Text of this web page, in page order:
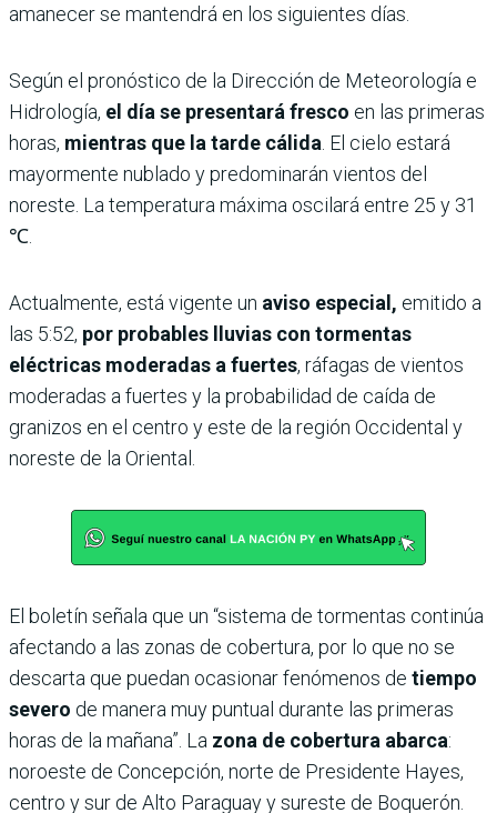
amanecer se mantendrá en los siguientes días.
Según el pronóstico de la Dirección de Meteorología e
Hidrología, el día se presentará fresco en las primeras
horas, mientras que la tarde cálida. El cielo estará
mayormente nublado y predominarán vientos del
noreste. La temperatura máxima oscilará entre 25 y 31
℃.
Actualmente, está vigente un aviso especial, emitido a
las 5:52, por probables lluvias con tormentas
eléctricas moderadas a fuertes, ráfagas de vientos
moderadas a fuertes y la probabilidad de caída de
granizos en el centro y este de la región Occidental y
noreste de la Oriental.
El boletín señala que un “sistema de tormentas continúa
afectando a las zonas de cobertura, por lo que no se
descarta que puedan ocasionar fenómenos de tiempo
severo de manera muy puntual durante las primeras
horas de la mañana”. La zona de cobertura abarca:
noroeste de Concepción, norte de Presidente Hayes,
centro y sur de Alto Paraguay y sureste de Boquerón.